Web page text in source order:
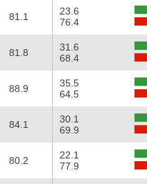
81.1
23.6
76.4
81.8
31.6
68.4
88.9
35.5
64.5
84.1
30.1
69.9
80.2
22.1
77.9